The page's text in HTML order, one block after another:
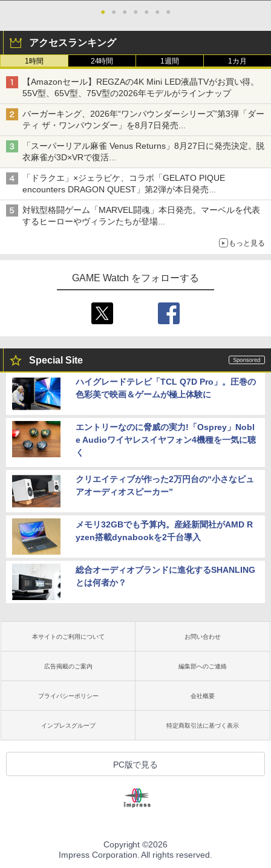
● ● ● ● ● ● ●
アクセスランキング
1時間 24時間 1週間 1カ月
【Amazonセール】REGZAの4K Mini LED液晶TVがお買い得。
55V型、65V型、75V型の2026年モデルがラインナップ
バーガーキング、2026年“ワンパウンダーシリーズ”第3弾「ダー
ティ ザ・ワンパウンダー」を8月7日発売
「特製ガーリックマヨソース」を使用した超大型チーズバーガー
「スーパーリアル麻雀 Venus Returns」8月27日に発売決定。脱
衣麻雀が3D×VRで復活
発売から2週間は20%オフになるセールが実施
「ドラクエ」×ジェラピケ、コラボ「GELATO PIQUE
encounters DRAGON QUEST」第2弾が本日発売
アイスカップに入ったスライムやわたぼう、ベビーサタンなどが
オリジナルアートで登場
対戦型格闘ゲーム「MARVEL闘魂」本日発売。マーベルを代表
するヒーローやヴィランたちが登場
もっと見る
GAME Watch をフォローする
Special Site
ハイグレードテレビ「TCL Q7D Pro」。圧巻の
色彩美で映画＆ゲームが極上体験に
エントリーなのに脅威の実力!「Osprey」Nobl
e Audioワイヤレスイヤフォン4機種を一気に聴
く
クリエイティブが作った2万円台の“小さなピュ
アオーディオスピーカー”
メモリ32GBでも予算内。産経新聞社がAMD R
yzen搭載dynabookを2千台導入
総合オーディオブランドに進化するSHANLING
とは何者か？
本サイトのご利用について お問い合わせ
広告掲載のご案内 編集部へのご連絡
プライバシーポリシー 会社概要
インプレスグループ 特定商取引法に基づく表示
PC版で見る
Copyright ©2026
Impress Corporation. All rights reserved.